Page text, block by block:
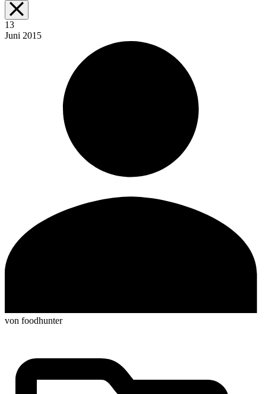
13
Juni 2015
von foodhunter